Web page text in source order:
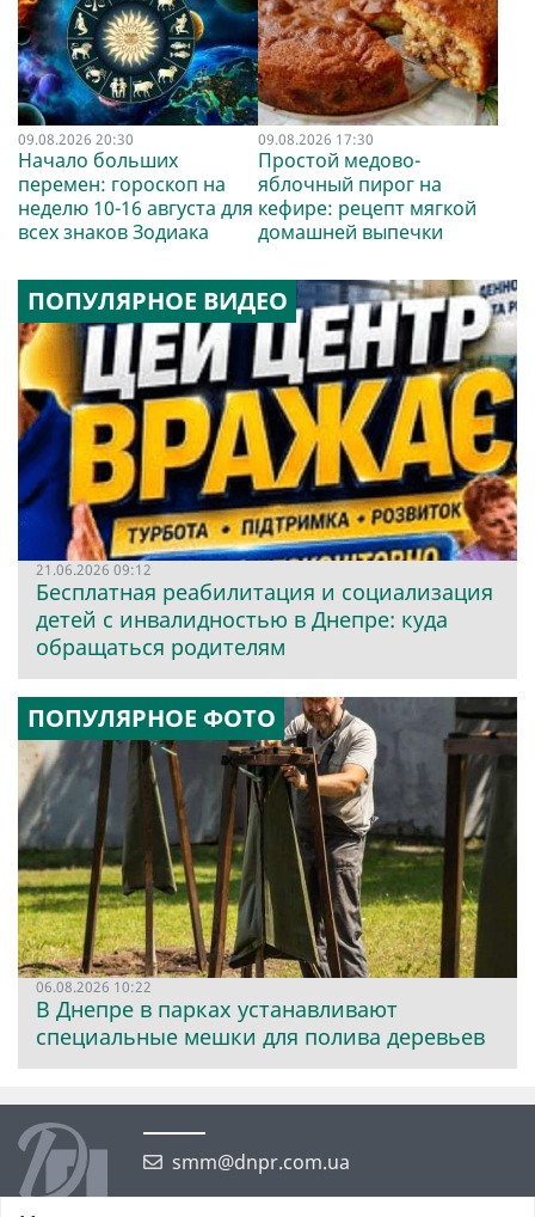
09.08.2026 20:30
Начало больших
перемен: гороскоп на
неделю 10-16 августа для
всех знаков Зодиака
09.08.2026 17:30
Простой медово-
яблочный пирог на
кефире: рецепт мягкой
домашней выпечки
ПОПУЛЯРНОЕ ВИДЕО
21.06.2026 09:12
Бесплатная реабилитация и социализация
детей с инвалидностью в Днепре: куда
обращаться родителям
ПОПУЛЯРНОЕ ФОТО
06.08.2026 10:22
В Днепре в парках устанавливают
специальные мешки для полива деревьев
smm@dnpr.com.ua